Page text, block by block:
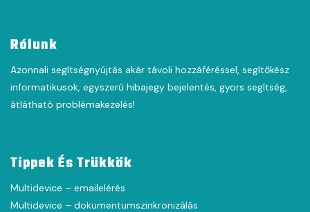
Rólunk
Azonnali segítségnyújtás akár távoli hozzáféréssel, segítőkész
informatikusok, egyszerű hibajegy bejelentés, gyors segítség,
átlátható problémakezelés!
Tippek És Trükkök
Multidevice – emailelérés
Multidevice – dokumentumszinkronizálás